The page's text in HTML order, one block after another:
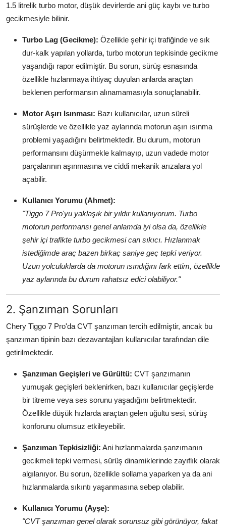
Klima & Konfor
Aydınlatma & Görüş
Şanzıman & Aktarma
Dizel Sistemler
1.5 litrelik turbo motor, düşük devirlerde ani güç kaybı ve turbo
gecikmesiyle bilinir.
Turbo Lag (Gecikme): Özellikle şehir içi trafiğinde ve sık
dur-kalk yapılan yollarda, turbo motorun tepkisinde gecikme
yaşandığı rapor edilmiştir. Bu sorun, sürüş esnasında
özellikle hızlanmaya ihtiyaç duyulan anlarda araçtan
beklenen performansın alınamamasıyla sonuçlanabilir.
Motor Aşırı Isınması: Bazı kullanıcılar, uzun süreli
sürüşlerde ve özellikle yaz aylarında motorun aşırı ısınma
problemi yaşadığını belirtmektedir. Bu durum, motorun
performansını düşürmekle kalmayıp, uzun vadede motor
parçalarının aşınmasına ve ciddi mekanik arızalara yol
açabilir.
Kullanıcı Yorumu (Ahmet):
"Tiggo 7 Pro'yu yaklaşık bir yıldır kullanıyorum. Turbo
motorun performansı genel anlamda iyi olsa da, özellikle
şehir içi trafikte turbo gecikmesi can sıkıcı. Hızlanmak
istediğimde araç bazen birkaç saniye geç tepki veriyor.
Uzun yolculuklarda da motorun ısındığını fark ettim, özellikle
yaz aylarında bu durum rahatsız edici olabiliyor."
2. Şanzıman Sorunları
Chery Tiggo 7 Pro'da CVT şanzıman tercih edilmiştir, ancak bu
şanzıman tipinin bazı dezavantajları kullanıcılar tarafından dile
getirilmektedir.
Şanzıman Geçişleri ve Gürültü: CVT şanzımanın
yumuşak geçişleri beklenirken, bazı kullanıcılar geçişlerde
bir titreme veya ses sorunu yaşadığını belirtmektedir.
Özellikle düşük hızlarda araçtan gelen uğultu sesi, sürüş
konforunu olumsuz etkileyebilir.
Şanzıman Tepkisizliği: Ani hızlanmalarda şanzımanın
gecikmeli tepki vermesi, sürüş dinamiklerinde zayıflık olarak
algılanıyor. Bu sorun, özellikle sollama yaparken ya da ani
hızlanmalarda sıkıntı yaşanmasına sebep olabilir.
Kullanıcı Yorumu (Ayşe):
"CVT şanzıman genel olarak sorunsuz gibi görünüyor, fakat